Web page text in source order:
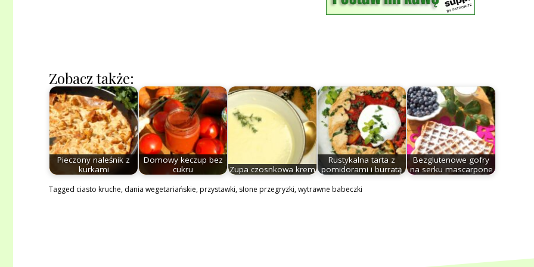
Zobacz także:
Pieczony naleśnik z
kurkami
Domowy keczup bez
cukru
Zupa czosnkowa krem
Rustykalna tarta z
pomidorami i burratą
Bezglutenowe gofry
na serku mascarpone
Tagged ciasto kruche, dania wegetariańskie,przystawki, słone przegryzki,wytrawne babeczki